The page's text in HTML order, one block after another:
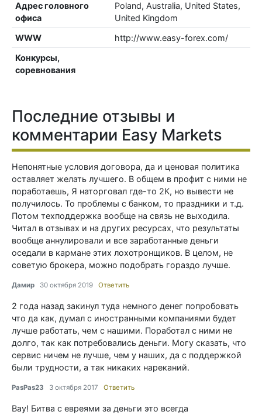
Адрес головного
офиса
Poland, Australia, United States,
United Kingdom
WWW
http://www.easy-forex.com/
Конкурсы,
соревнования
Последние отзывы и
комментарии Easy Markets
Непонятные условия договора, да и ценовая политика
оставляет желать лучшего. В общем в профит с ними не
поработаешь, Я наторговал где-то 2К, но вывести не
получилось. То проблемы с банком, то праздники и т.д.
Потом техподдержка вообще на связь не выходила.
Читал в отзывах и на других ресурсах, что результаты
вообще аннулировали и все заработанные деньги
оседали в кармане этих лохотронщиков. В целом, не
советую брокера, можно подобрать гораздо лучше.
Дамир 30 октября 2019 Ответить
2 года назад закинул туда немного денег попробовать
что да как, думал с иностранными компаниями будет
лучше работать, чем с нашими. Поработал с ними не
долго, так как потребовались деньги. Могу сказать, что
сервис ничем не лучше, чем у наших, да с поддержкой
были трудности, а так никаких нареканий.
PasPas23 3 октября 2017 Ответить
Вау! Битва с евреями за деньги это всегда